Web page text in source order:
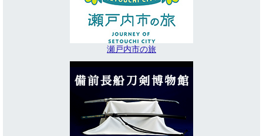
瀬戸内市の旅